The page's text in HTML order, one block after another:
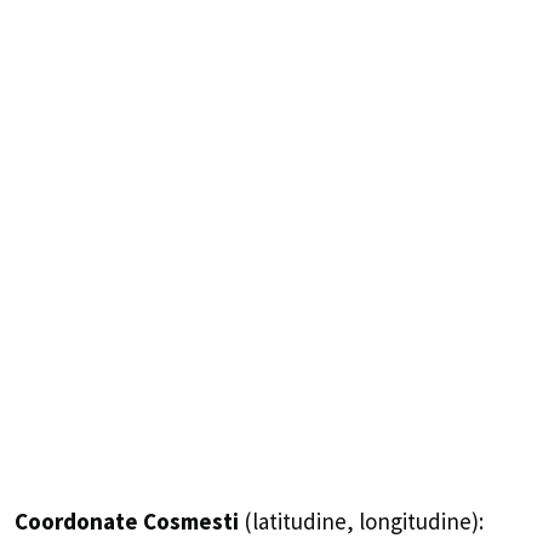
Coordonate Cosmesti (latitudine, longitudine):